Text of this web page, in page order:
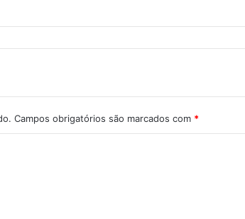
Campos obrigatórios são marcados com *